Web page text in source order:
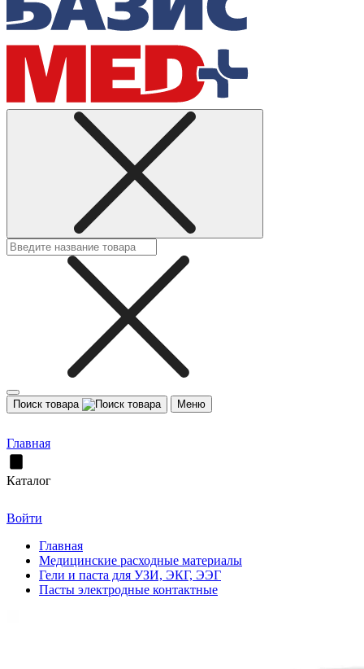
Поиск товара Меню
Главная
Каталог
Войти
Главная
Медицинские расходные материалы
Гели и паста для УЗИ, ЭКГ, ЭЭГ
Пасты электродные контактные